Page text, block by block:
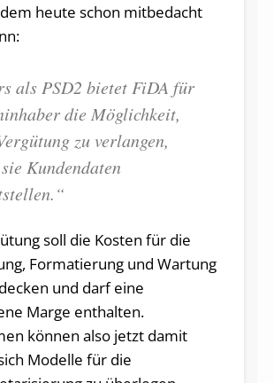
heute schon mitbedacht
als PSD2 bietet FiDA für
die Möglichkeit,
zu verlangen,
Kundendaten
soll die Kosten für die
Formatierung und Wartung
und darf eine
Marge enthalten.
können also jetzt damit
Modelle für die